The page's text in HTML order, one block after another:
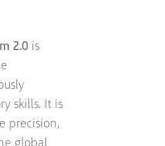
2.0 is
skills. It is
precision,
global